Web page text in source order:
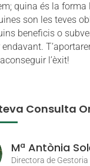
quina és la forma
son les teves
beneficis o
l’èxit!
Consulta
Mª Antònia
Directora de Gestoria